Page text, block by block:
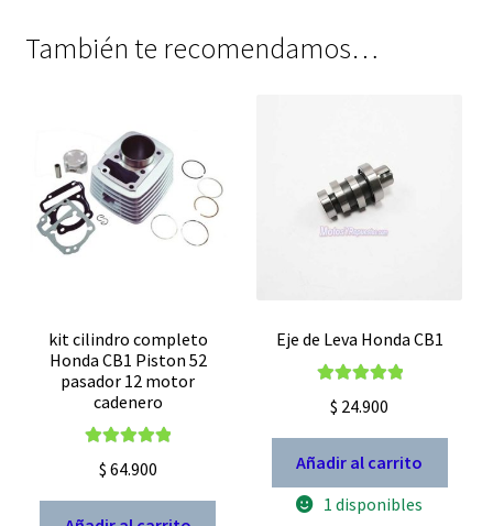
También te recomendamos…
kit cilindro completo
Honda CB1 Piston 52
pasador 12 motor
cadenero
5.00
$ 64.900
Eje de Leva Honda CB1
5.00
$ 24.900
Añadir al carrito
1 disponibles